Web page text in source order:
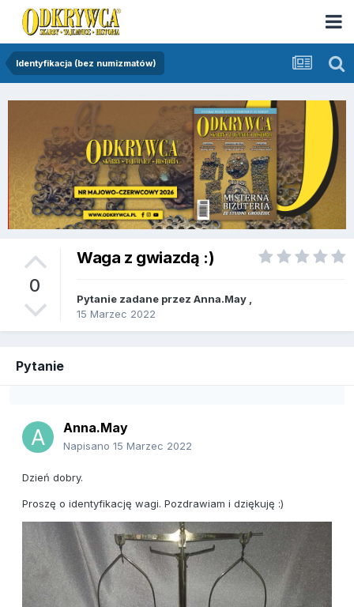
Identyfikacja (bez numizmatów)
0
Waga z gwiazdą :)
Pytanie zadane przez Anna.May
15 Marzec 2022
Pytanie
Anna.May
Napisano 15 Marzec 2022
Dzień dobry.
Proszę o identyfikację wagi. Pozdrawiam i dziękuję :)